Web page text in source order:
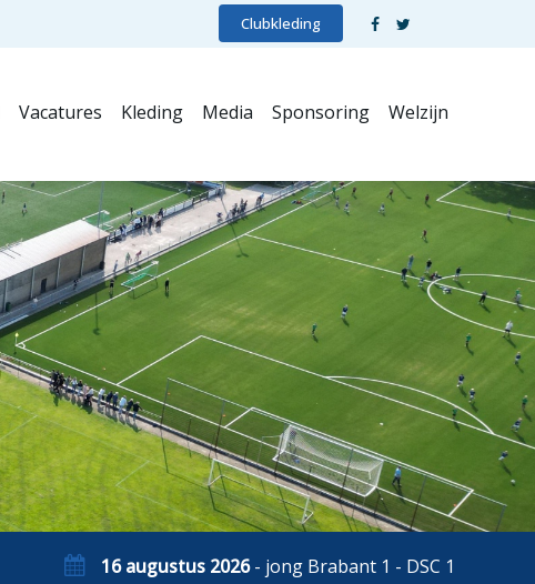
Clubkleding
Vacatures Kleding Media Sponsoring Welzijn
16 augustus 2026- jong Brabant 1 - DSC 1